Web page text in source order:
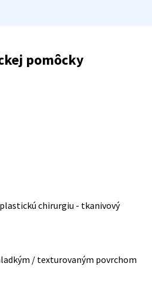
pomôcky
chirurgiu - tkanivový
/ texturovaným povrchom